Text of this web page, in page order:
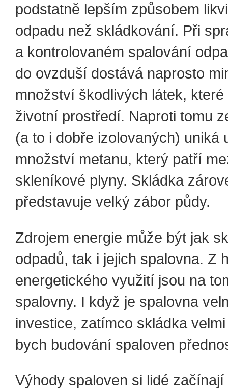
podstatně lepším způsobem
odpadu než skládkování. Při
a kontrolovaném spalování
do ovzduší dostává naprosto
množství škodlivých látek,
životní prostředí. Naproti tomu
(a to i dobře izolovaných) uniká
množství metanu, který patří
skleníkové plyny. Skládka
představuje velký zábor půdy.
Zdrojem energie může být jak
odpadů, tak i jejich spalovna. Z
energetického využití jsou na
spalovny. I když je spalovna
investice, zatímco skládka
bych budování spaloven
Výhody spaloven si lidé